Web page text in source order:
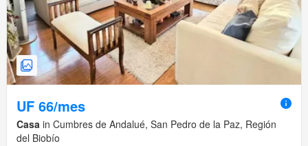
UF 66/mes
Casa in Cumbres de Andalué, San Pedro de la Paz, Región
del Biobío